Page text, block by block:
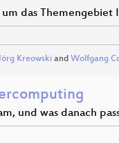
das
Kreowski and Wolfgang
und was danach